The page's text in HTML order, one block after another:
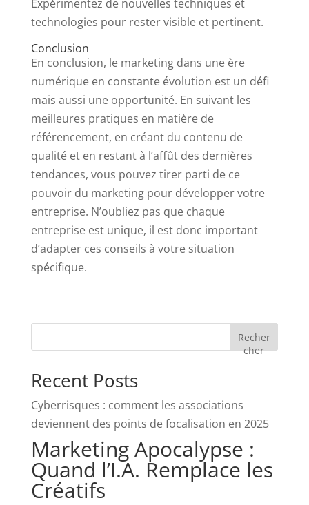
Expérimentez de nouvelles techniques et
technologies pour rester visible et pertinent.
Conclusion
En conclusion, le marketing dans une ère
numérique en constante évolution est un défi
mais aussi une opportunité. En suivant les
meilleures pratiques en matière de
référencement, en créant du contenu de
qualité et en restant à l’affût des dernières
tendances, vous pouvez tirer parti de ce
pouvoir du marketing pour développer votre
entreprise. N’oubliez pas que chaque
entreprise est unique, il est donc important
d’adapter ces conseils à votre situation
spécifique.
Recher
cher
Recent Posts
Cyberrisques : comment les associations
deviennent des points de focalisation en 2025
Marketing Apocalypse :
Quand l’I.A. Remplace les
Créatifs